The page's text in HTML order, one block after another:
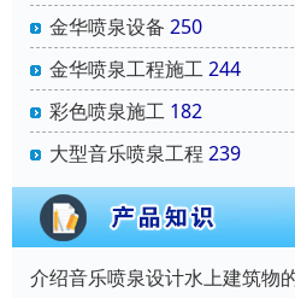
金华喷泉设备 250
金华喷泉工程施工244
彩色喷泉施工 182
大型音乐喷泉工程 239
介绍音乐喷泉设计水上建筑物